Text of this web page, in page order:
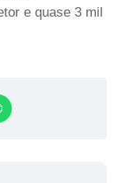
e quase 3 mil